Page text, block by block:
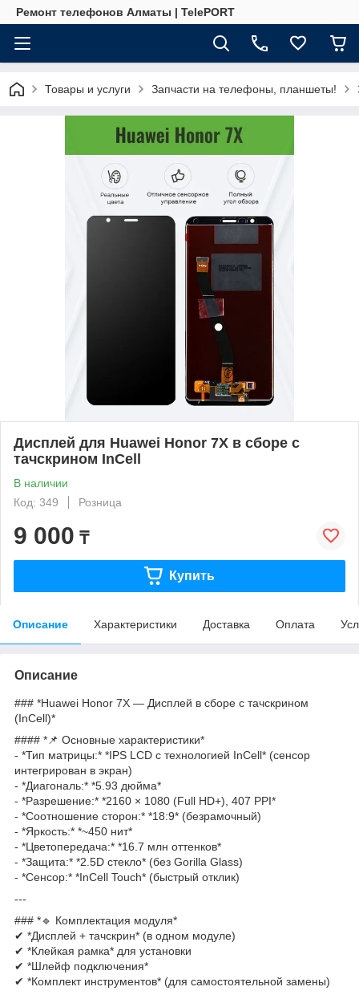
Ремонт телефонов Алматы | TelePORT
Товары и услуги Запчасти на телефоны, планшеты!
Дисплей для Huawei Honor 7X в сборе с
тачскрином InCell
В наличии
Код: 349
Розница
9 000 ₸
Купить
Описание Характеристики Доставка Оплата
Описание
### *Huawei Honor 7X — Дисплей в сборе с тачскрином
(InCell)*
#### *📌 Основные характеристики*
- *Тип матрицы:* *IPS LCD с технологией InCell* (сенсор
интегрирован в экран)
- *Диагональ:* *5.93 дюйма*
- *Разрешение:* *2160 × 1080 (Full HD+), 407 PPI*
- *Соотношение сторон:* *18:9* (безрамочный)
- *Яркость:* *~450 нит*
- *Цветопередача:* *16.7 млн оттенков*
- *Защита:* *2.5D стекло* (без Gorilla Glass)
- *Сенсор:* *InCell Touch* (быстрый отклик)
---
### *🔹 Комплектация модуля*
✔ *Дисплей + тачскрин* (в одном модуле)
✔ *Клейкая рамка* для установки
✔ *Шлейф подключения*
✔ *Комплект инструментов* (для самостоятельной замены)